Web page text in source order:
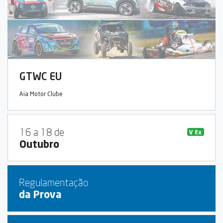
GTWC EU
Aia Motor Clube
16 a 18 de
Outubro
V Ex
Regulamentação
da Prova